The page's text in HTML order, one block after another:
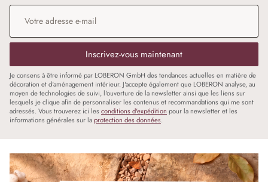
Adresse e-mail
Inscrivez-vous maintenant
Je consens à être informé par LOBERON GmbH des tendances actuelles en matière de
décoration et d'aménagement intérieur. J'accepte également que LOBERON analyse, au
moyen de technologies de suivi, l'ouverture de la newsletter ainsi que les liens sur
lesquels je clique afin de personnaliser les contenus et recommandations qui me sont
adressés. Vous trouverez ici les conditions d'expédition pour la newsletter et les
informations générales sur laprotection des données.